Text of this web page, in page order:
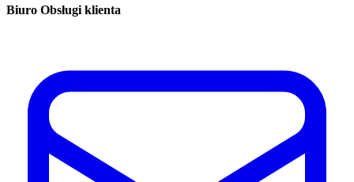
Biuro Obsługi klienta